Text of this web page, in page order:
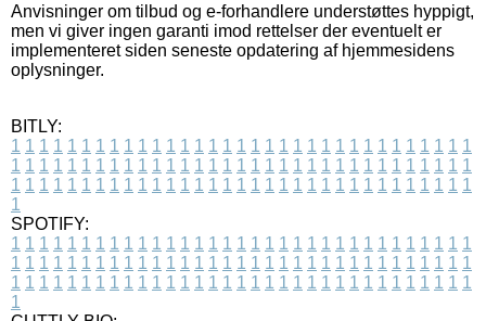
Anvisninger om tilbud og e-forhandlere understøttes hyppigt,
men vi giver ingen garanti imod rettelser der eventuelt er
implementeret siden seneste opdatering af hjemmesidens
oplysninger.
BITLY:
1 1 1 1 1 1 1 1 1 1 1 1 1 1 1 1 1 1 1 1 1 1 1 1 1 1 1 1 1 1 1 1 1
1 1 1 1 1 1 1 1 1 1 1 1 1 1 1 1 1 1 1 1 1 1 1 1 1 1 1 1 1 1 1 1 1
1 1 1 1 1 1 1 1 1 1 1 1 1 1 1 1 1 1 1 1 1 1 1 1 1 1 1 1 1 1 1 1 1
1
SPOTIFY:
1 1 1 1 1 1 1 1 1 1 1 1 1 1 1 1 1 1 1 1 1 1 1 1 1 1 1 1 1 1 1 1 1
1 1 1 1 1 1 1 1 1 1 1 1 1 1 1 1 1 1 1 1 1 1 1 1 1 1 1 1 1 1 1 1 1
1 1 1 1 1 1 1 1 1 1 1 1 1 1 1 1 1 1 1 1 1 1 1 1 1 1 1 1 1 1 1 1 1
1